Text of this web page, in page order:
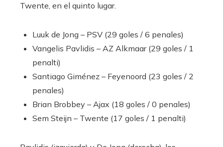
Twente, en el quinto lugar.
Luuk de Jong – PSV (29 goles / 6 penales)
Vangelis Pavlidis – AZ Alkmaar (29 goles / 1
penalti)
Santiago Giménez – Feyenoord (23 goles / 2
penales)
Brian Brobbey – Ajax (18 goles / 0 penales)
Sem Steijn – Twente (17 goles / 1 penalti)